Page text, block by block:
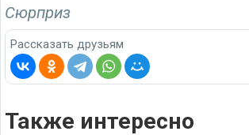
Сюрприз
Рассказать друзьям
Также интересно